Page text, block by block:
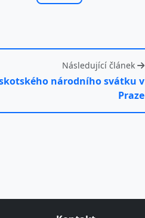
Následující článek
národního svátku v
Praze